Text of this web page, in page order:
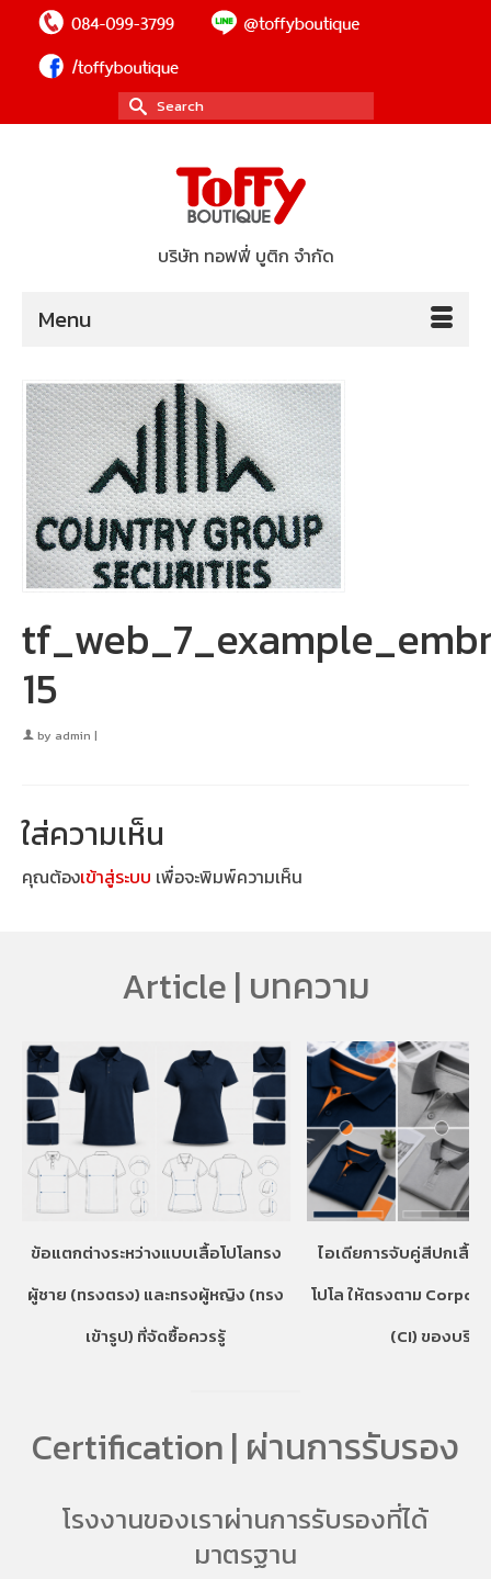
Search
for:
บริษัท ทอฟฟี่ บูติก จำกัด
Menu
15
by admin |
ใส่ความเห็น
คุณต้องเข้าสู่ระบบ เพื่อจะพิมพ์ความเห็น
Article | บทความ
ข้อแตกต่างระหว่างแบบเสื้อโปโลทรง
ผู้ชาย (ทรงตรง) และทรงผู้หญิง (ทรง
เข้ารูป) ที่จัดซื้อควรรู้
ไอเดียการจับคู่สีปกเสื้อ
โปโล ให้ตรงตาม
(CI) ของบริษัท
Certification | ผ่านการรับรอง
โรงงานของเราผ่านการรับรองที่ได้
มาตรฐาน